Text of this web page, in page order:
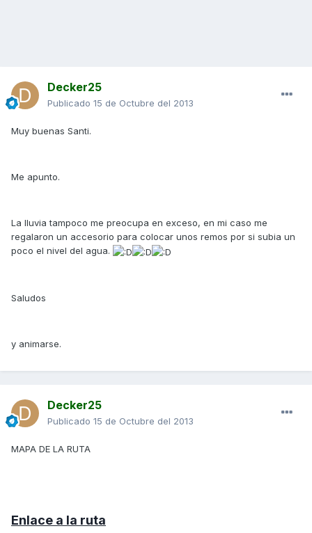
Decker25
Publicado 15 de Octubre del 2013
Muy buenas Santi.
Me apunto.
La lluvia tampoco me preocupa en exceso, en mi caso me
regalaron un accesorio para colocar unos remos por si subia un
poco el nivel del agua.
Saludos
y animarse.
Decker25
Publicado 15 de Octubre del 2013
MAPA DE LA RUTA
Enlace a la ruta